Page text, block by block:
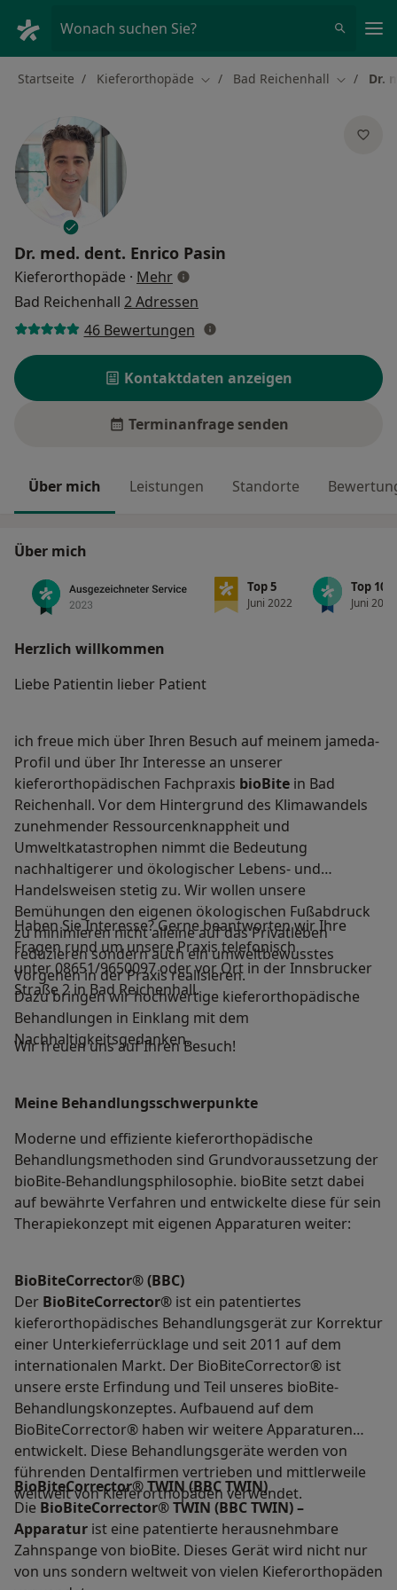
Wonach suchen Sie?
Startseite Kieferorthopäde Stadt ändern
Bad Reichenhall StadtDr.
Dr. med. dent. Enrico Pasin
Kieferorthopäde · Mehrüber Spezialisierungen
Bad Reichenhall 2 Adressen
46 Bewertungen
Kontaktdaten anzeigen
Terminanfrage senden
Über mich Leistungen Standorte
Über mich
Top 5
Juni 2022
Top 10
Juni 2022
Herzlich willkommen
Liebe Patientin lieber Patient
ich freue mich über Ihren Besuch auf meinem jameda-
Profil und über Ihr Interesse an unserer
kieferorthopädischen Fachpraxis bioBite in Bad
Reichenhall. Vor dem Hintergrund des Klimawandels
zunehmender Ressourcenknappheit und
Umweltkatastrophen nimmt die Bedeutung
nachhaltigerer und ökologischer Lebens- und
Handelsweisen stetig zu. Wir wollen unsere
Bemühungen den eigenen ökologischen Fußabdruck
zu minimieren nicht alleine auf das Privatleben
reduzieren sondern auch ein umweltbewusstes
Vorgehen in der Praxis realisieren.
Dazu bringen wir hochwertige kieferorthopädische
Behandlungen in Einklang mit dem
Nachhaltigkeitsgedanken.
Haben Sie Interesse? Gerne beantworten wir Ihre
Fragen rund um unsere Praxis telefonisch
unter 08651/9650097 oder vor Ort in der Innsbrucker
Straße 2 in Bad Reichenhall.
Wir freuen uns auf Ihren Besuch!
Meine Behandlungs­schwerpunkte
Moderne und effiziente kieferorthopädische
Behandlungsmethoden sind Grundvoraussetzung der
bioBite-Behandlungsphilosophie. bioBite setzt dabei
auf bewährte Verfahren und entwickelte diese für sein
Therapiekonzept mit eigenen Apparaturen weiter:
BioBiteCorrector® (BBC)
Der BioBiteCorrector® ist ein patentiertes
kieferorthopädisches Behandlungsgerät zur Korrektur
einer Unterkieferrücklage und seit 2011 auf dem
internationalen Markt. Der BioBiteCorrector® ist
unsere erste Erfindung und Teil unseres bioBite-
Behandlungskonzeptes. Aufbauend auf dem
BioBiteCorrector® haben wir weitere Apparaturen
entwickelt. Diese Behandlungsgeräte werden von
führenden Dentalfirmen vertrieben und mittlerweile
weltweit von Kieferorthopäden verwendet.
BioBiteCorrector® TWIN (BBC TWIN)
Die BioBiteCorrector® TWIN (BBC TWIN) –
Apparatur ist eine patentierte herausnehmbare
Zahnspange von bioBite. Dieses Gerät wird nicht nur
von uns sondern weltweit von vielen Kieferorthopäden